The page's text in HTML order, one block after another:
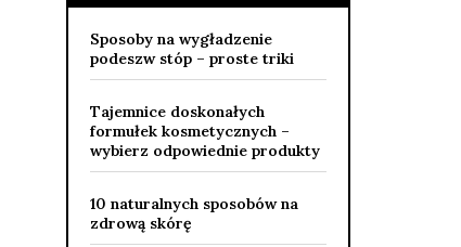
Sposoby na wygładzenie
podeszw stóp – proste triki
Tajemnice doskonałych
formułek kosmetycznych –
wybierz odpowiednie produkty
10 naturalnych sposobów na
zdrową skórę